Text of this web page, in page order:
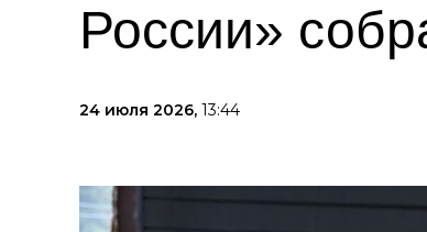
России»
24 июля 2026, 13:44